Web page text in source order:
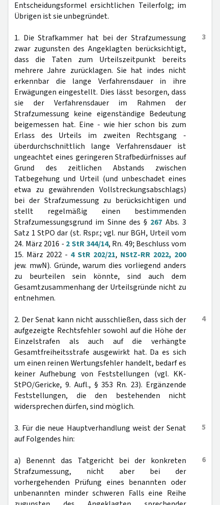
Entscheidungsformel ersichtlichen Teilerfolg; im
Übrigen ist sie unbegründet.
3
1. Die Strafkammer hat bei der Strafzumessung
zwar zugunsten des Angeklagten berücksichtigt,
dass die Taten zum Urteilszeitpunkt bereits
mehrere Jahre zurücklagen. Sie hat indes nicht
erkennbar die lange Verfahrensdauer in ihre
Erwägungen eingestellt. Dies lässt besorgen, dass
sie der Verfahrensdauer im Rahmen der
Strafzumessung keine eigenständige Bedeutung
beigemessen hat. Eine - wie hier schon bis zum
Erlass des Urteils im zweiten Rechtsgang -
überdurchschnittlich lange Verfahrensdauer ist
ungeachtet eines geringeren Strafbedürfnisses auf
Grund des zeitlichen Abstands zwischen
Tatbegehung und Urteil (und unbeschadet eines
etwa zu gewährenden Vollstreckungsabschlags)
bei der Strafzumessung zu berücksichtigen und
stellt regelmäßig einen bestimmenden
Strafzumessungsgrund im Sinne des § 267 Abs. 3
Satz 1 StPO dar (st. Rspr.; vgl. nur BGH, Urteil vom
24. März 2016 - 2 StR 344/14, Rn. 49; Beschluss vom
15. März 2022 - 4 StR 202/21, NStZ-RR 2022, 200
jew. mwN). Gründe, warum dies vorliegend anders
zu beurteilen sein könnte, sind auch dem
Gesamtzusammenhang der Urteilsgründe nicht zu
entnehmen.
4
2. Der Senat kann nicht ausschließen, dass sich der
aufgezeigte Rechtsfehler sowohl auf die Höhe der
Einzelstrafen als auch auf die verhängte
Gesamtfreiheitsstrafe ausgewirkt hat. Da es sich
um einen reinen Wertungsfehler handelt, bedarf es
keiner Aufhebung von Feststellungen (vgl. KK-
StPO/Gericke, 9. Aufl., § 353 Rn. 23). Ergänzende
Feststellungen, die den bestehenden nicht
widersprechen dürfen, sind möglich.
5
3. Für die neue Hauptverhandlung weist der Senat
auf Folgendes hin:
6
a) Benennt das Tatgericht bei der konkreten
Strafzumessung, nicht aber bei der
vorhergehenden Prüfung eines benannten oder
unbenannten minder schweren Falls eine Reihe